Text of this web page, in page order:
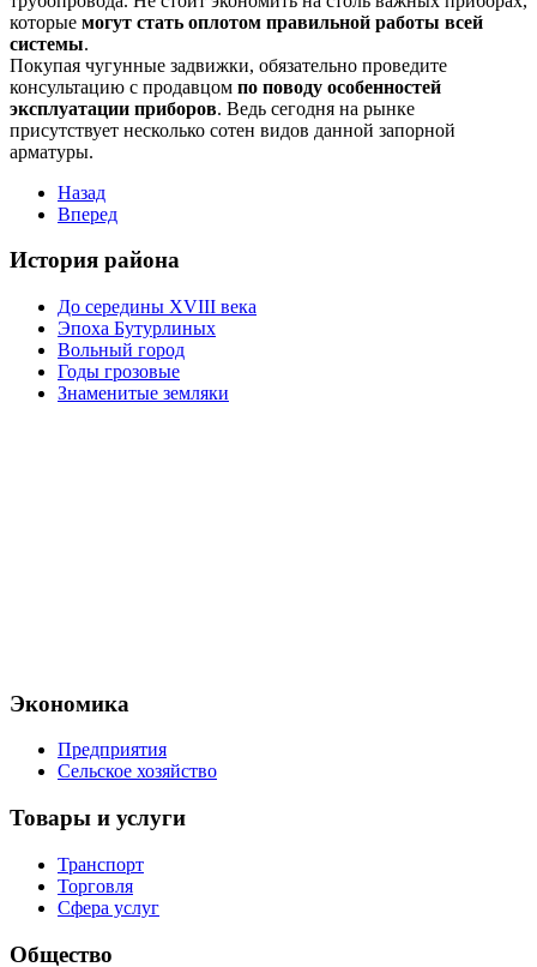
которые могут стать оплотом правильной работы всей
системы.
Покупая чугунные задвижки, обязательно проведите
консультацию с продавцом по поводу особенностей
эксплуатации приборов. Ведь сегодня на рынке
присутствует несколько сотен видов данной запорной
арматуры.
Назад
Вперед
История района
До середины XVIII века
Эпоха Бутурлиных
Вольный город
Годы грозовые
Знаменитые земляки
Экономика
Предприятия
Сельское хозяйство
Товары и услуги
Транспорт
Торговля
Сфера услуг
Общество